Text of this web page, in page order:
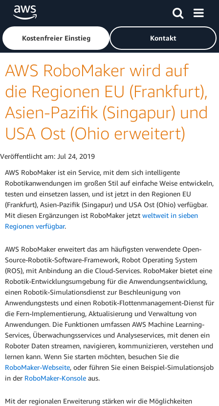
Überspringen zum Hauptinhalt
Klicken Sie hier, um zur Amazon Web Services-Startseite
Kostenfreier Einstieg Kontakt
AWS RoboMaker wird auf
die Regionen EU (Frankfurt),
Asien-Pazifik (Singapur) und
USA Ost (Ohio erweitert)
Veröffentlicht am: Jul 24, 2019
AWS RoboMaker ist ein Service, mit dem sich intelligente
Robotikanwendungen im großen Stil auf einfache Weise entwickeln,
testen und einsetzen lassen, und ist jetzt in den Regionen EU
(Frankfurt), Asien-Pazifik (Singapur) und USA Ost (Ohio) verfügbar.
Mit diesen Ergänzungen ist RoboMaker jetzt weltweit in sieben
Regionen verfügbar.
AWS RoboMaker erweitert das am häufigsten verwendete Open-
Source-Robotik-Software-Framework, Robot Operating System
(ROS), mit Anbindung an die Cloud-Services. RoboMaker bietet eine
Robotik-Entwicklungsumgebung für die Anwendungsentwicklung,
einen Robotik-Simulationsdienst zur Beschleunigung von
Anwendungstests und einen Robotik-Flottenmanagement-Dienst für
die Fern-Implementierung, Aktualisierung und Verwaltung von
Anwendungen. Die Funktionen umfassen AWS Machine Learning-
Services, Überwachungsservices und Analyseservices, mit denen ein
Roboter Daten streamen, navigieren, kommunizieren, verstehen und
lernen kann. Wenn Sie starten möchten, besuchen Sie die
RoboMaker-Webseite, oder führen Sie einen Beispiel-Simulationsjob
in der RoboMaker-Konsole aus.
Mit der regionalen Erweiterung stärken wir die Möglichkeiten